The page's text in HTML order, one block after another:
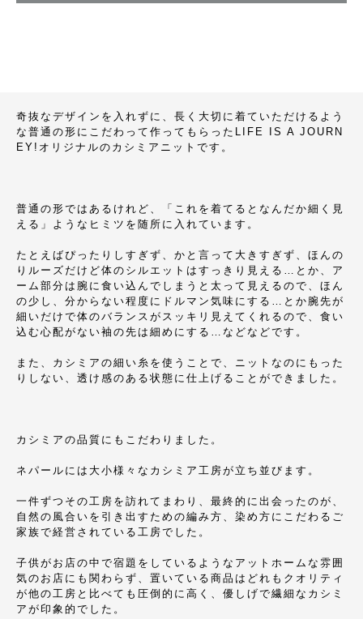
奇抜なデザインを入れずに、長く大切に着ていただけるよう
な普通の形にこだわって作ってもらったLIFE IS A JOURN
EY!オリジナルのカシミアニットです。
普通の形ではあるけれど、「これを着てるとなんだか細く見
える」ようなヒミツを随所に入れています。
たとえばぴったりしすぎず、かと言って大きすぎず、ほんの
りルーズだけど体のシルエットはすっきり見える…とか、ア
ーム部分は腕に食い込んでしまうと太って見えるので、ほん
の少し、分からない程度にドルマン気味にする…とか腕先が
細いだけで体のバランスがスッキリ見えてくれるので、食い
込む心配がない袖の先は細めにする…などなどです。
また、カシミアの細い糸を使うことで、ニットなのにもった
りしない、透け感のある状態に仕上げることができました。
カシミアの品質にもこだわりました。
ネパールには大小様々なカシミア工房が立ち並びます。
一件ずつその工房を訪れてまわり、最終的に出会ったのが、
自然の風合いを引き出すための編み方、染め方にこだわるご
家族で経営されている工房でした。
子供がお店の中で宿題をしているようなアットホームな雰囲
気のお店にも関わらず、置いている商品はどれもクオリティ
が他の工房と比べても圧倒的に高く、優しげで繊細なカシミ
アが印象的でした。